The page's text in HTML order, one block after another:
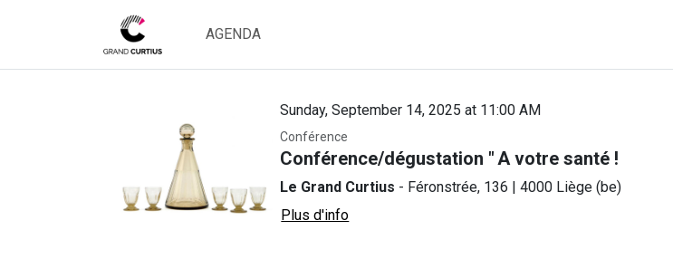
AGENDA
Sunday, September 14, 2025 at 11:00 AM
Conférence
Conférence/dégustation " A votre santé !
Le Grand Curtius - Féronstrée, 136 | 4000 Liège (be)
Plus d'info